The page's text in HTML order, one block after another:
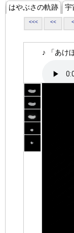
はやぶさの軌跡 宇
<<< << <
♪ 「あけ